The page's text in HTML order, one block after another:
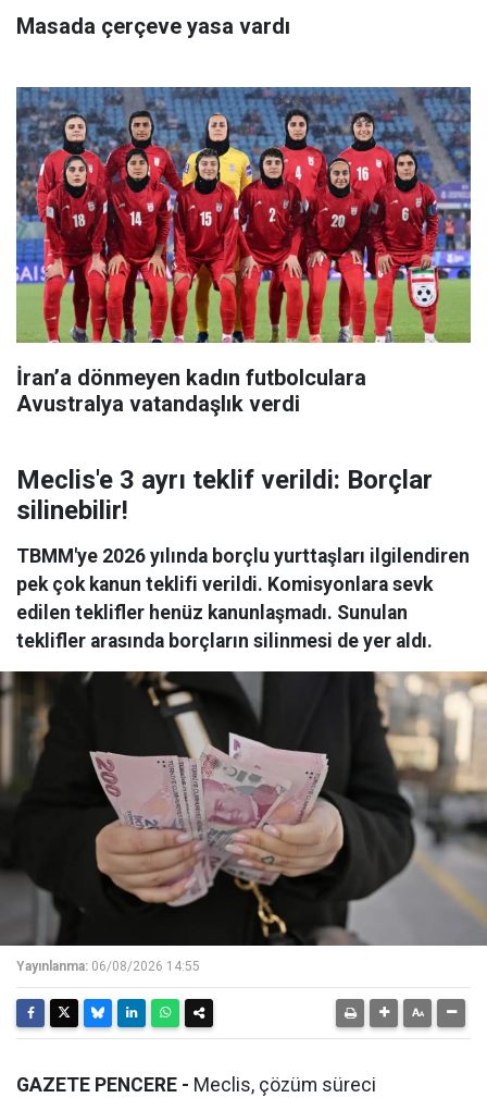
Masada çerçeve yasa vardı
İran’a dönmeyen kadın futbolculara
Avustralya vatandaşlık verdi
Meclis'e 3 ayrı teklif verildi: Borçlar
silinebilir!
TBMM'ye 2026 yılında borçlu yurttaşları ilgilendiren
pek çok kanun teklifi verildi. Komisyonlara sevk
edilen teklifler henüz kanunlaşmadı. Sunulan
teklifler arasında borçların silinmesi de yer aldı.
Yayınlanma: 06/08/2026 14:55
GAZETE PENCERE - Meclis, çözüm süreci